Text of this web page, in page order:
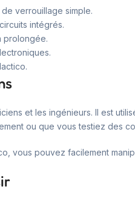
de verrouillage simple.
intégrés.
prolongée.
et les ingénieurs. Il est
ou que vous testiez des
vous pouvez facilement